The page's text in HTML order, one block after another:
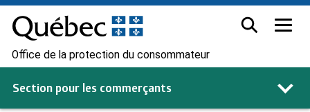
Office de la protection du consommateur
Section pour les commerçants